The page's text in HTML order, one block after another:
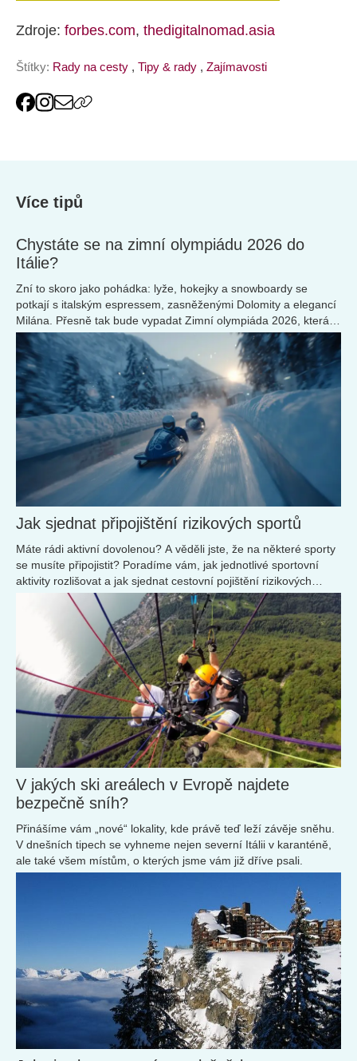
Zdroje: forbes.com, thedigitalnomad.asia
Štítky: Rady na cesty , Tipy & rady , Zajímavosti
Více tipů
Chystáte se na zimní olympiádu 2026 do
Itálie?
Zní to skoro jako pohádka: lyže, hokejky a snowboardy se
potkají s italským espressem, zasněženými Dolomity a elegancí
Milána. Přesně tak bude vypadat Zimní olympiáda 2026, která
se po 20 letech vrací do Itálie. A pokud přemýšlíte, kam letos v
zimě vyrazit, možná právě tady najdete ideální cíl pro
dovolenou, na kterou nezapomenete.
Jak sjednat připojištění rizikových sportů
Máte rádi aktivní dovolenou? A věděli jste, že na některé sporty
se musíte připojistit? Poradíme vám, jak jednotlivé sportovní
aktivity rozlišovat a jak sjednat cestovní pojištění rizikových
V jakých ski areálech v Evropě najdete
bezpečně sníh?
Přinášíme vám „nové“ lokality, kde právě teď leží závěje sněhu.
V dnešních tipech se vyhneme nejen severní Itálii v karanténě,
ale také všem místům, o kterých jsme vám již dříve psali.